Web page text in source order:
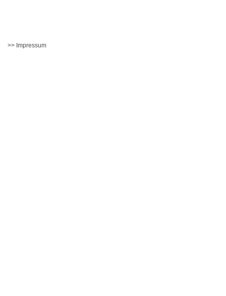
>> Impressum